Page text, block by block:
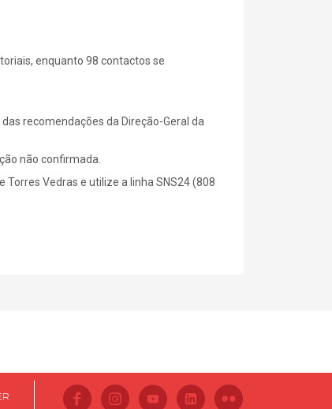
enquanto 98 contactos se
recomendações da Direção-Geral da
não confirmada.
Torres Vedras e utilize a linha SNS24 (808